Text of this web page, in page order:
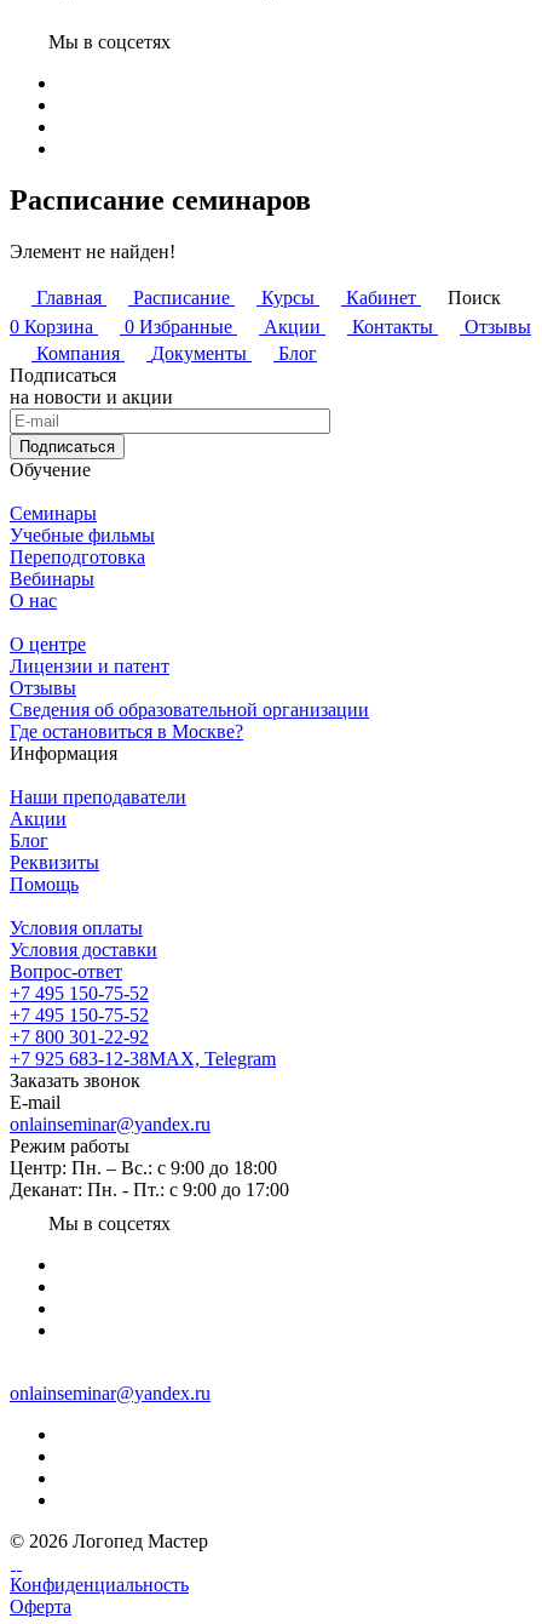
Мы в соцсетях
Расписание семинаров
Элемент не найден!
Главная Расписание Курсы Кабинет
Поиск
0 Корзина 0 Избранные Акции Контакты
Отзывы
Компания
Документы
Блог
Подписаться
на новости и акции
Подписаться
Обучение
Семинары
Учебные фильмы
Переподготовка
Вебинары
О нас
О центре
Лицензии и патент
Отзывы
Сведения об образовательной организации
Где остановиться в Москве?
Информация
Наши преподаватели
Акции
Блог
Реквизиты
Помощь
Условия оплаты
Условия доставки
Вопрос-ответ
+7 495 150-75-52
+7 495 150-75-52
+7 800 301-22-92
+7 925 683-12-38MAX, Telegram
Заказать звонок
E-mail
onlainseminar@yandex.ru
Режим работы
Центр: Пн. – Вс.: с 9:00 до 18:00
Деканат: Пн. - Пт.: с 9:00 до 17:00
Мы в соцсетях
onlainseminar@yandex.ru
© 2026 Логопед Мастер
Конфиденциальность
Оферта